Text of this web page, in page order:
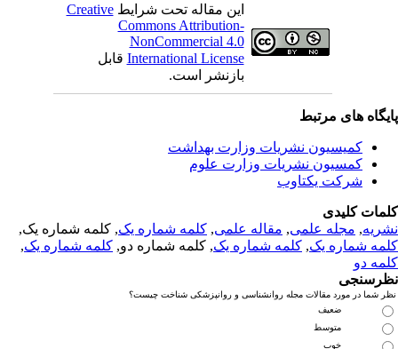
این مقاله تحت شرایطCreative
Commons Attribution-
NonCommercial 4.0
International Licenseقابل
بازنشر است.
های مرتبط
کمیسیون نشریات وزارت بهداشت
کمسیون نشریات وزارت علوم
شرکت یکتاوب
کلیدی
,مجله علمی, مقاله علمی, کلمه شماره یک, کلمه شماره یک,
شماره یک,کلمه شماره یک, کلمه شماره دو,کلمه شماره یک,
دو
شما در مورد مقالات مجله روانشناسی و روانپزشکی شناخت چیست؟
ضعیف
متوسط
خوب